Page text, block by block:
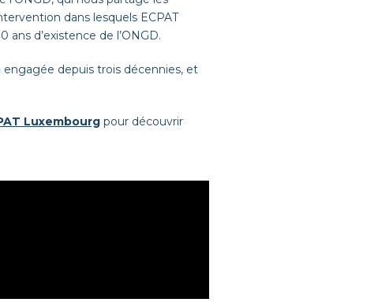
dans lesquels ECPAT
d’existence de l’ONGD.
depuis trois décennies, et
Luxembourgpour découvrir